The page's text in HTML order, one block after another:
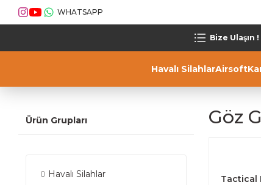
WHATSAPP
Bize Ulaşın !
Havalı SilahlarAirsoft
Ürün Grupları
Havalı Silahlar
Göz
Tactical